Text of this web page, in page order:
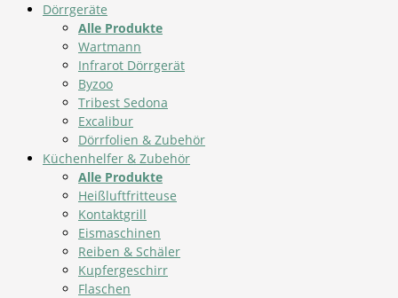
Dörrgeräte
Alle Produkte
Wartmann
Infrarot Dörrgerät
Byzoo
Tribest Sedona
Excalibur
Dörrfolien & Zubehör
Küchenhelfer & Zubehör
Alle Produkte
Heißluftfritteuse
Kontaktgrill
Eismaschinen
Reiben & Schäler
Kupfergeschirr
Flaschen